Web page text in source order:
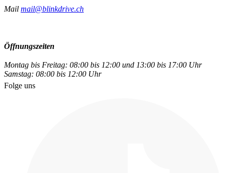
Mail mail@blinkdrive.ch
Öffnungszeiten
Montag bis Freitag: 08:00 bis 12:00 und 13:00 bis 17:00 Uhr
Samstag: 08:00 bis 12:00 Uhr
Folge uns